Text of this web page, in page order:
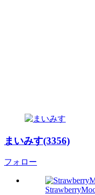
まいみす(3356)
フォロー